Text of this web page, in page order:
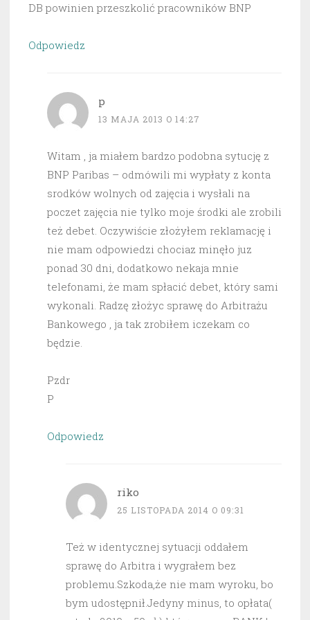
DB powinien przeszkolić pracowników BNP
Odpowiedz
p
13 MAJA 2013 O 14:27
Witam , ja miałem bardzo podobna sytucję z
BNP Paribas – odmówili mi wypłaty z konta
srodków wolnych od zajęcia i wysłali na
poczet zajęcia nie tylko moje środki ale zrobili
też debet. Oczywiście złożyłem reklamację i
nie mam odpowiedzi chociaz minęło juz
ponad 30 dni, dodatkowo nekaja mnie
telefonami, że mam spłacić debet, który sami
wykonali. Radzę złożyc sprawę do Arbitrażu
Bankowego , ja tak zrobiłem iczekam co
będzie.
Pzdr
P
Odpowiedz
riko
25 LISTOPADA 2014 O 09:31
Też w identycznej sytuacji oddałem
sprawę do Arbitra i wygrałem bez
problemu.Szkoda,że nie mam wyroku, bo
bym udostępnił.Jedyny minus, to opłata(